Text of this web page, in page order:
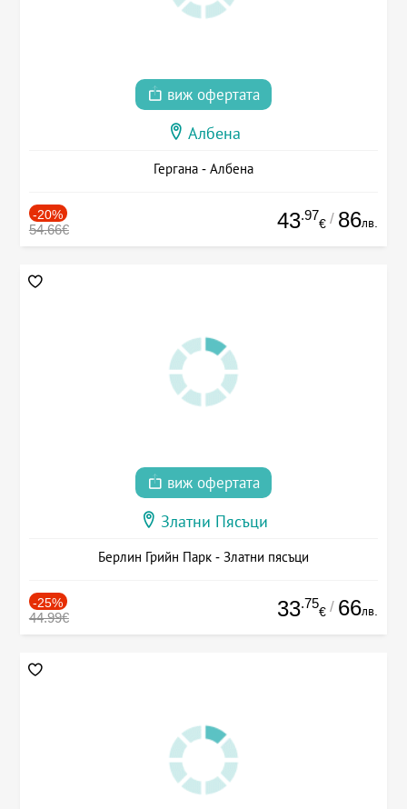
виж офертата
Албена
Гергана - Албена
-20%
54.66€ 43.97
€ / 86лв.
виж офертата
Златни Пясъци
Берлин Грийн Парк - Златни пясъци
-25%
44.99€ 33.75
€ / 66лв.